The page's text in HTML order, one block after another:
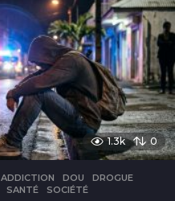
1.3k 0
,ADDICTION ,DOU ,DROGUE
,SANTÉ ,SOCIÉTÉ